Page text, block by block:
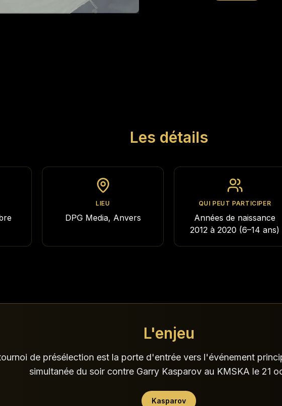
Les détails
LIEU
DPG Media, Anvers
QUI PEUT PARTICIPER
Années de naissance
2012 à 2020 (6–14 ans)
L'enjeu
de présélection est la porte d'entrée vers l'événement
simultanée du soir contre Garry Kasparov au KMSKA le 21
Kasparov